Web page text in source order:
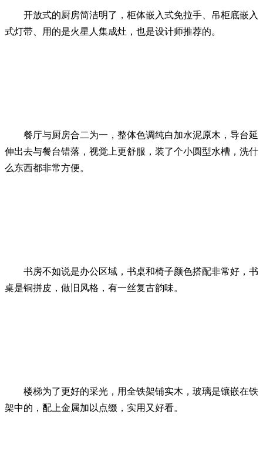
开放式的厨房简洁明了，柜体嵌入式免拉手、吊柜底嵌入
式灯带、用的是火星人集成灶，也是设计师推荐的。
餐厅与厨房合二为一，整体色调纯白加水泥原木，导台延
伸出去与餐台错落，视觉上更舒服，装了个小圆型水槽，洗什
么东西都非常方便。
书房不如说是办公区域，书桌和椅子颜色搭配非常好，书
桌是铜拼皮，做旧风格，有一丝复古韵味。
楼梯为了更好的采光，用全铁架铺实木，玻璃是镶嵌在铁
架中的，配上金属加以点缀，实用又好看。